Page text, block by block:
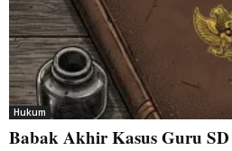
Hukum
Babak Akhir Kasus Guru